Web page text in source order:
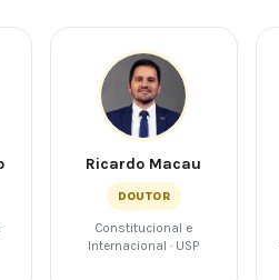
Ricardo Macau
DOUTOR
Constitucional e
Internacional · USP